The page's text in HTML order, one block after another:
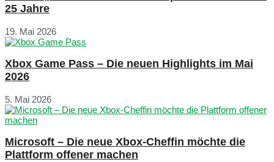
25 Jahre
19. Mai 2026
Xbox Game Pass – Die neuen Highlights im Mai
2026
5. Mai 2026
Microsoft – Die neue Xbox-Cheffin möchte die
Plattform offener machen